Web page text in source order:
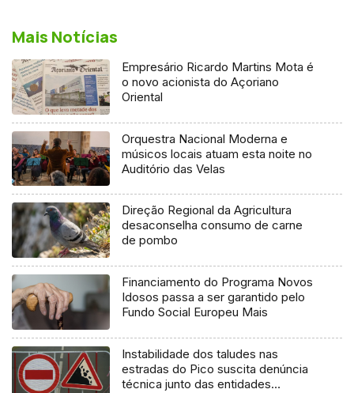
Mais Notícias
Empresário Ricardo Martins Mota é
o novo acionista do Açoriano
Oriental
Orquestra Nacional Moderna e
músicos locais atuam esta noite no
Auditório das Velas
Direção Regional da Agricultura
desaconselha consumo de carne
de pombo
Financiamento do Programa Novos
Idosos passa a ser garantido pelo
Fundo Social Europeu Mais
Instabilidade dos taludes nas
estradas do Pico suscita denúncia
técnica junto das entidades